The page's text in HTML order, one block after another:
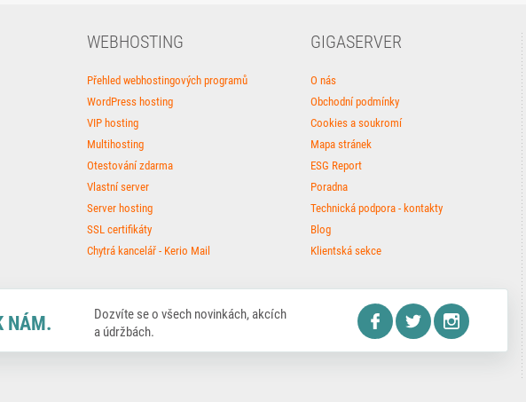
WEBHOSTING
Přehled webhostingových programů
WordPress hosting
VIP hosting
Multihosting
Otestování zdarma
Vlastní server
Server hosting
SSL certifikáty
Chytrá kancelář - Kerio Mail
GIGASERVER
O nás
Obchodní podmínky
Cookies a soukromí
Mapa stránek
ESG Report
Poradna
Technická podpora - kontakty
Blog
Klientská sekce
NÁM.
Dozvíte se o všech novinkách, akcích
a údržbách.